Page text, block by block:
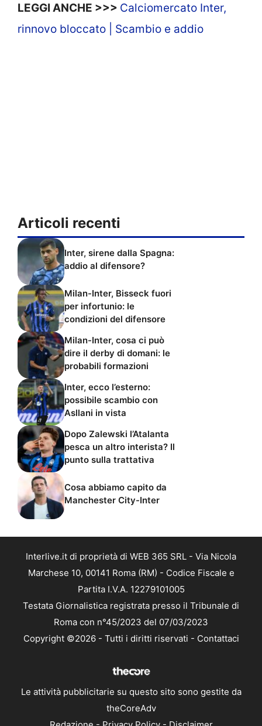
LEGGI ANCHE >>> Calciomercato Inter,
rinnovo bloccato | Scambio e addio
Articoli recenti
Inter, sirene dalla Spagna:
addio al difensore?
Milan-Inter, Bisseck fuori
per infortunio: le
condizioni del difensore
Milan-Inter, cosa ci può
dire il derby di domani: le
probabili formazioni
Inter, ecco l’esterno:
possibile scambio con
Asllani in vista
Dopo Zalewski l’Atalanta
pesca un altro interista? Il
punto sulla trattativa
Cosa abbiamo capito da
Manchester City-Inter
Interlive.it di proprietà di WEB 365 SRL - Via Nicola
Marchese 10, 00141 Roma (RM) - Codice Fiscale e
Partita I.V.A. 12279101005
Testata Giornalistica registrata presso il Tribunale di
Roma con n°45/2023 del 07/03/2023
Copyright ©2026 - Tutti i diritti riservati - Contattaci
Le attività pubblicitarie su questo sito sono gestite da
theCoreAdv